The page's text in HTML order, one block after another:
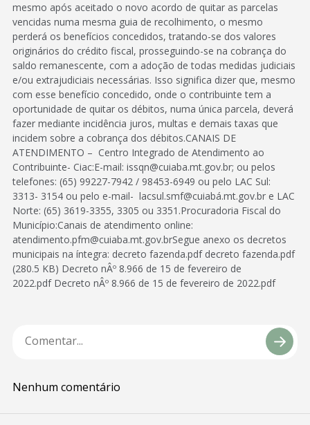
mesmo após aceitado o novo acordo de quitar as parcelas
vencidas numa mesma guia de recolhimento, o mesmo
perderá os benefícios concedidos, tratando-se dos valores
originários do crédito fiscal, prosseguindo-se na cobrança do
saldo remanescente, com a adoção de todas medidas judiciais
e/ou extrajudiciais necessárias. Isso significa dizer que, mesmo
com esse benefício concedido, onde o contribuinte tem a
oportunidade de quitar os débitos, numa única parcela, deverá
fazer mediante incidência juros, multas e demais taxas que
incidem sobre a cobrança dos débitos.CANAIS DE
ATENDIMENTO – Centro Integrado de Atendimento ao
Contribuinte- Ciac:E-mail: issqn@cuiaba.mt.gov.br; ou pelos
telefones: (65) 99227-7942 / 98453-6949 ou pelo LAC Sul:
3313- 3154 ou pelo e-mail- lacsul.smf@cuiabá.mt.gov.br e LAC
Norte: (65) 3619-3355, 3305 ou 3351.Procuradoria Fiscal do
Município:Canais de atendimento online:
atendimento.pfm@cuiaba.mt.gov.brSegue anexo os decretos
municipais na íntegra: decreto fazenda.pdf decreto fazenda.pdf
(280.5 KB) Decreto nÂº 8.966 de 15 de fevereiro de
2022.pdf Decreto nÂº 8.966 de 15 de fevereiro de 2022.pdf
Nenhum comentário